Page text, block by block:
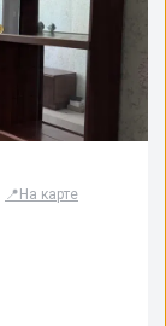
📍 На карте